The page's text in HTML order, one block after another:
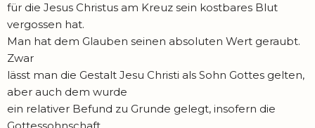
für die Jesus Christus am Kreuz sein kostbares Blut
vergossen hat.
Man hat dem Glauben seinen absoluten Wert geraubt.
Zwar
lässt man die Gestalt Jesu Christi als Sohn Gottes gelten,
aber auch dem wurde
ein relativer Befund zu Grunde gelegt, insofern die